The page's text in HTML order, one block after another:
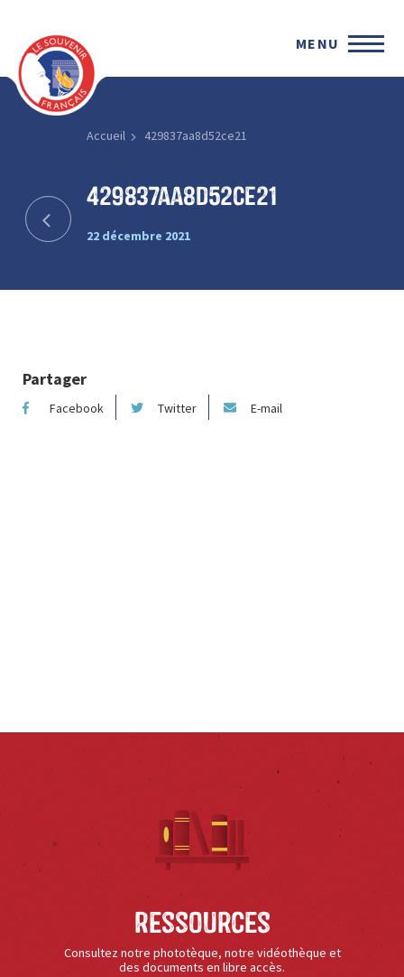
MENU
Accueil 429837aa8d52ce21
429837aa8d52ce21
22 décembre 2021
Partager
Facebook Twitter E-mail
Ressources
Consultez notre phototèque, notre vidéothèque et
des documents en libre accès.